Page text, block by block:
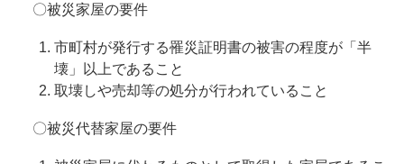
〇被災家屋の要件
市町村が発行する罹災証明書の被害の程度が「半
壊」以上であること
取壊しや売却等の処分が行われていること
〇被災代替家屋の要件